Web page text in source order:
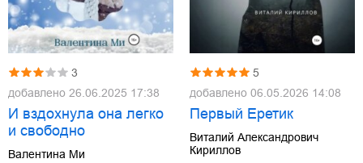
3
добавлено 26.06.2025 17:38
И вздохнула она легко
и свободно
Валентина Ми
5
добавлено 06.05.2026 14:08
Первый Еретик
Виталий Александрович
Кириллов